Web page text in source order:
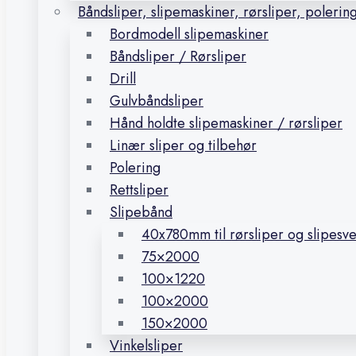
Båndsliper, slipemaskiner, rørsliper,
Bordmodell slipemaskiner
Båndsliper / Rørsliper
Drill
Gulvbåndsliper
Hånd holdte slipemaskiner / rørsliper
Linær sliper og tilbehør
Polering
Rettsliper
Slipebånd
40x780mm til rørsliper og
75×2000
100×1220
100×2000
150×2000
Vinkelsliper